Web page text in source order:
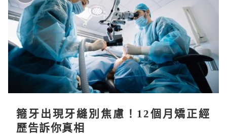
箍牙出現牙縫別焦慮！12個月矯正經
歷告訴你真相